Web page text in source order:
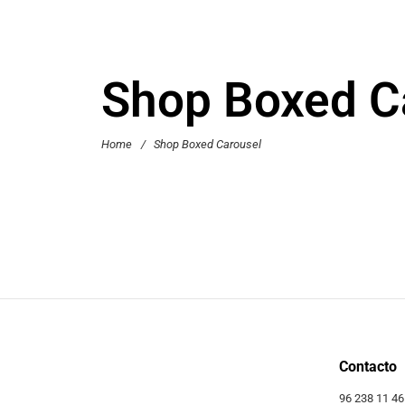
Shop Boxed
Home / Shop Boxed Carousel
Contacto
96 238 11 46